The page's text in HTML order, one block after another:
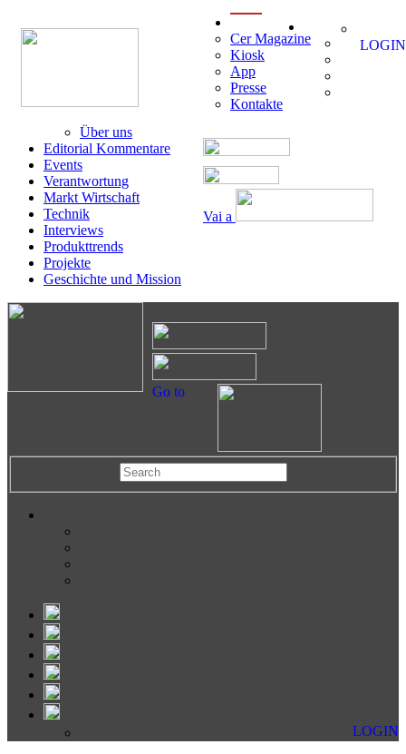
Vai a
Cer Magazine
Kiosk
App
Presse
Kontakte
Über uns
Editorial Kommentare
Events
Verantwortung
Markt Wirtschaft
Technik
Interviews
Produkttrends
Projekte
Geschichte und Mission
LOGIN
Go to
LOGIN